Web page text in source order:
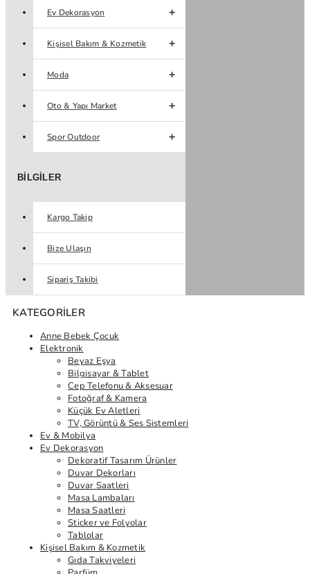
Ev Dekorasyon
Kişisel Bakım & Kozmetik
Moda
Oto & Yapı Market
Spor Outdoor
BILGILER
Kargo Takip
Bize Ulaşın
Sipariş Takibi
KATEGORILER
Anne Bebek Çocuk
Elektronik
Beyaz Eşya
Bilgisayar & Tablet
Cep Telefonu & Aksesuar
Fotoğraf & Kamera
Küçük Ev Aletleri
TV, Görüntü & Ses Sistemleri
Ev & Mobilya
Ev Dekorasyon
Dekoratif Tasarım Ürünler
Duvar Dekorları
Duvar Saatleri
Masa Lambaları
Masa Saatleri
Sticker ve Folyolar
Tablolar
Kişisel Bakım & Kozmetik
Gıda Takviyeleri